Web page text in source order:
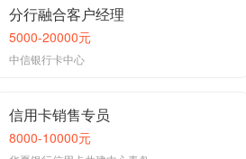
分行融合客户经理
5000-20000元
中信银行卡中心
信用卡销售专员
8000-10000元